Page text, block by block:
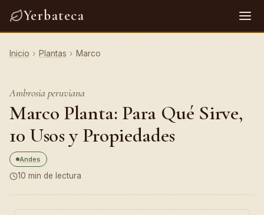
Yerbateca
Inicio › Plantas › Marco
Ambrosia peruviana
Marco Planta: Para Qué Sirve,
10 Usos y Propiedades
Andes
10 min de lectura